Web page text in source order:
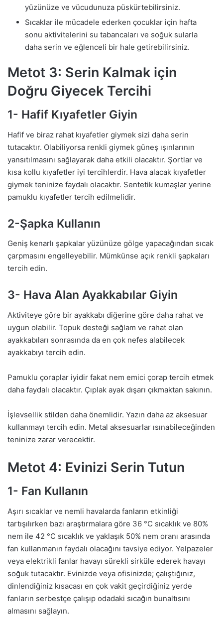
yüzünüze ve vücudunuza püskürtebilirsiniz.
Sıcaklar ile mücadele ederken çocuklar için hafta
sonu aktivitelerini su tabancaları ve soğuk sularla
daha serin ve eğlenceli bir hale getirebilirsiniz.
Metot 3: Serin Kalmak için
Doğru Giyecek Tercihi
1- Hafif Kıyafetler Giyin
Hafif ve biraz rahat kıyafetler giymek sizi daha serin
tutacaktır. Olabiliyorsa renkli giymek güneş ışınlarının
yansıtılmasını sağlayarak daha etkili olacaktır. Şortlar ve
kısa kollu kıyafetler iyi tercihlerdir. Hava alacak kıyafetler
giymek teninize faydalı olacaktır. Sentetik kumaşlar yerine
pamuklu kıyafetler tercih edilmelidir.
2-Şapka Kullanın
Geniş kenarlı şapkalar yüzünüze gölge yapacağından sıcak
çarpmasını engelleyebilir. Mümkünse açık renkli şapkaları
tercih edin.
3- Hava Alan Ayakkabılar Giyin
Aktiviteye göre bir ayakkabı diğerine göre daha rahat ve
uygun olabilir. Topuk desteği sağlam ve rahat olan
ayakkabıları sonrasında da en çok nefes alabilecek
ayakkabıyı tercih edin.
Pamuklu çoraplar iyidir fakat nem emici çorap tercih etmek
daha faydalı olacaktır. Çıplak ayak dışarı çıkmaktan sakının.
İşlevsellik stilden daha önemlidir. Yazın daha az aksesuar
kullanmayı tercih edin. Metal aksesuarlar ısınabileceğinden
teninize zarar verecektir.
Metot 4: Evinizi Serin Tutun
1- Fan Kullanın
Aşırı sıcaklar ve nemli havalarda fanların etkinliği
tartışılırken bazı araştırmalara göre 36 °C sıcaklık ve 80%
nem ile 42 °C sıcaklık ve yaklaşık 50% nem oranı arasında
fan kullanmanın faydalı olacağını tavsiye ediyor. Yelpazeler
veya elektrikli fanlar havayı sürekli sirküle ederek havayı
soğuk tutacaktır. Evinizde veya ofisinizde; çalıştığınız,
dinlendiğiniz kısacası en çok vakit geçirdiğiniz yerde
fanların serbestçe çalışıp odadaki sıcağın bunaltısını
almasını sağlayın.